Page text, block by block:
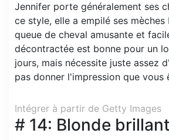
Jennifer porte généralement ses
ce style, elle a empilé ses mèches
queue de cheval amusante et
décontractée est bonne pour un
jours, mais nécessite juste assez
pas donner l'impression que vous
Intégrer à partir de Getty Images
# 14: Blonde